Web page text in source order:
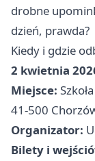
drobne
dzień, prawda?
Kiedy i gdzie
2 kwietnia
Miejsce:
41-500
Organizator:
Bilety i